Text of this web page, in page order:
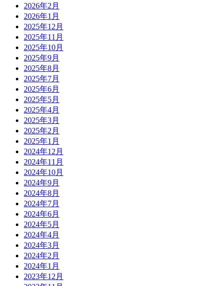
2026年2月
2026年1月
2025年12月
2025年11月
2025年10月
2025年9月
2025年8月
2025年7月
2025年6月
2025年5月
2025年4月
2025年3月
2025年2月
2025年1月
2024年12月
2024年11月
2024年10月
2024年9月
2024年8月
2024年7月
2024年6月
2024年5月
2024年4月
2024年3月
2024年2月
2024年1月
2023年12月